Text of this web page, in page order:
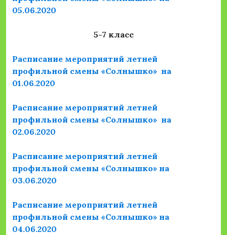
05.06.2020
5-7 класс
Расписание мероприятий летней
профильной смены «Солнышко» на
01.06.2020
Расписание мероприятий летней
профильной смены «Солнышко» на
02.06.2020
Расписание мероприятий летней
профильной смены «Солнышко» на
03.06.2020
Расписание мероприятий летней
профильной смены «Солнышко» на
04.06.2020